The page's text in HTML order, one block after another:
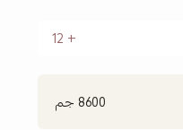
12
8600 جم